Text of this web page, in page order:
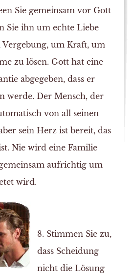
Sie gemeinsam vor Gott
Sie ihn um echte Liebe
um Kraft, um
zu lösen. Gott hat eine
abgegeben, dass er
werde. Der Mensch, der
von all seinen
sein Herz ist bereit, das
Nie wird eine Familie
aufrichtig um
wird.
8. Stimmen Sie zu,
dass Scheidung
nicht die Lösung